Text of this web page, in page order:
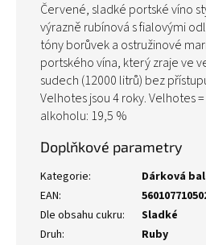
Červené, sladké portské víno
výrazně rubínová s fialovými
tóny borůvek a ostružinové
portského vína, který zraje ve
sudech (12000 litrů) bez
Velhotes jsou 4 roky. Velhotes
alkoholu: 19,5 %
Doplňkové parametry
Kategorie:
Dárková
EAN:
Dle obsahu cukru:
Sladké
Druh:
Ruby